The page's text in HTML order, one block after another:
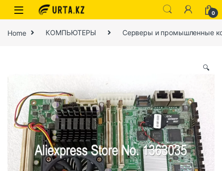
0
Home КОМПЬЮТЕРЫ Серверы и промышленные
🔍